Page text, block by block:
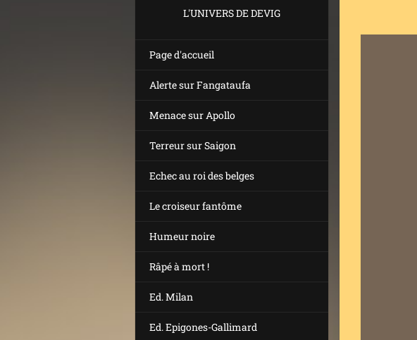
L'UNIVERS DE DEVIG
Page d'accueil
Alerte sur Fangataufa
Menace sur Apollo
Terreur sur Saigon
Echec au roi des belges
Le croiseur fantôme
Humeur noire
Râpé à mort !
Ed. Milan
Ed. Epigones-Gallimard